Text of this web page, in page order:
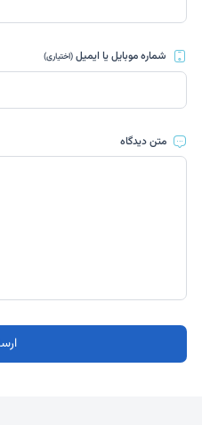
شماره موبایل یا ایمیل(اختیاری)
متن دیدگاه